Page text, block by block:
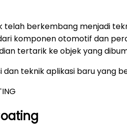
telah berkembang menjadi
komponen otomotif dan
tertarik ke objek yang
teknik aplikasi baru yang